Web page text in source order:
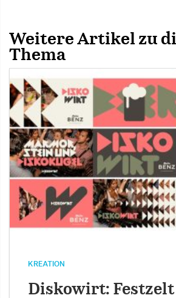
Weitere Artikel zu
Thema
KREATION
Diskowirt: